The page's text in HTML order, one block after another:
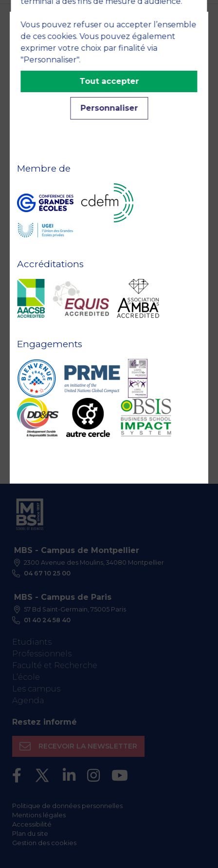
Accréditations et
engagements
Accréditations
Membre de
Engagements
MBS - Campus de Montpellier
2300 Avenue des Moulins, 34080 Montpellier
04 67 10 25 00
MBS - Campus de Paris
57 Bd Saint-Germain, 75005 Paris
01 40 24 58 40
Etudiants
Professionnels
Faculté et Recherche
L’école
Les campus
Agenda
Restez informé
RECEVOIR LA NEWSLETTER
Politique de données personnelles
Mentions légales
Accessibilité
Plan du site
Gestion des cookies
Vous pouvez refuser ou accepter l’ensemble
de ces cookies. Vous pouvez également
exprimer votre choix par finalité via
"Personnaliser".
Personnaliser
Tout accepter